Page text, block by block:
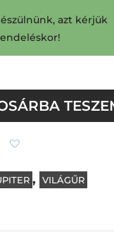
azt kérjük
, VILÁGŰR